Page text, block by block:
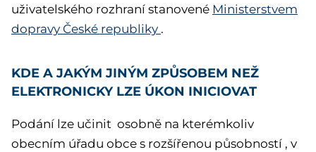
uživatelského rozhraní stanovené Ministerstvem
dopravy České republiky .
KDE A JAKÝM JINÝM ZPŮSOBEM NEŽ
ELEKTRONICKY LZE ÚKON INICIOVAT
Podání lze učinit osobně na kterémkoliv
obecním úřadu obce s rozšířenou působností , v